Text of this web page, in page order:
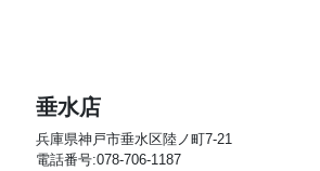
垂水店
兵庫県神戸市垂水区陸ノ町7-21
電話番号:078-706-1187